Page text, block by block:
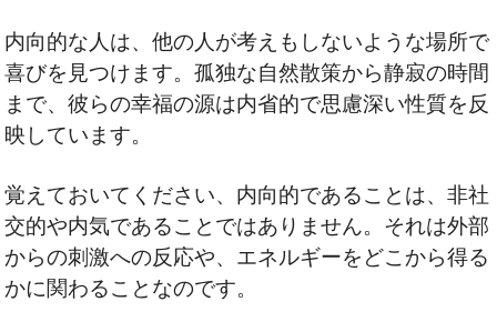
内向的な人は、他の人が考えもしないような場所で
喜びを見つけます。孤独な自然散策から静寂の時間
まで、彼らの幸福の源は内省的で思慮深い性質を反
映しています。
覚えておいてください、内向的であることは、非社
交的や内気であることではありません。それは外部
からの刺激への反応や、エネルギーをどこから得る
かに関わることなのです。